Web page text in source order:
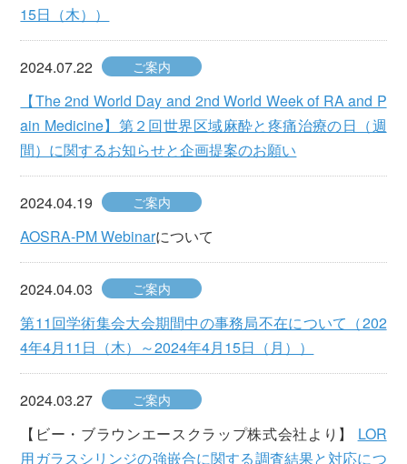
15日（木））
2024.07.22 ご案内
【The 2nd World Day and 2nd World Week of RA and P
ain Medicine】第２回世界区域麻酔と疼痛治療の日（週
間）に関するお知らせと企画提案のお願い
2024.04.19 ご案内
AOSRA-PM Webinarについて
2024.04.03 ご案内
第11回学術集会大会期間中の事務局不在について（202
4年4月11日（木）～2024年4月15日（月））
2024.03.27 ご案内
【ビー・ブラウンエースクラップ株式会社より】 LOR
用ガラスシリンジの強嵌合に関する調査結果と対応につ